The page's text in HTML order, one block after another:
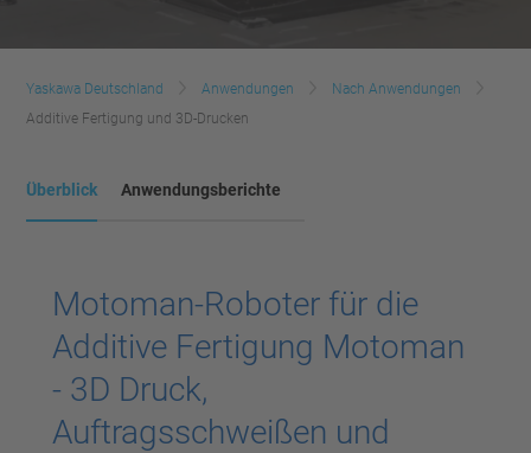
Yaskawa Deutschland Anwendungen
Nach Anwendungen
Additive Fertigung und 3D-Drucken
Überblick Anwendungsberichte
Motoman-Roboter für die
Additive Fertigung Motoman
- 3D Druck,
Auftragsschweißen und